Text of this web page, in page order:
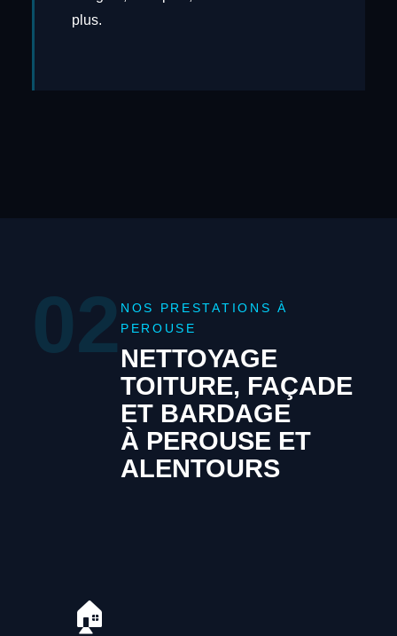
plus.
02 NOS PRESTATIONS À
PEROUSE
NETTOYAGE
TOITURE, FAÇADE
ET BARDAGE
À PEROUSE ET
ALENTOURS
🏠